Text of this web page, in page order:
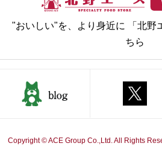
"おいしい"を、より身近に 「北野
ちら
Copyright © ACE Group Co.,Ltd. All Rights